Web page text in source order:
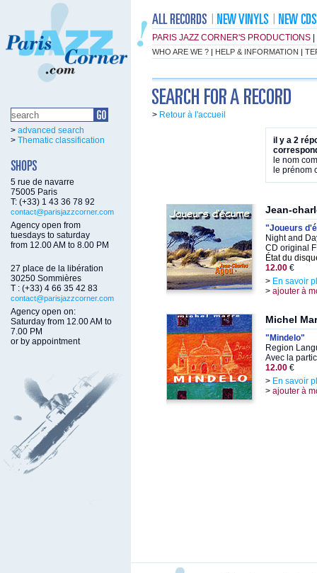
PARIS JAZZ CORNER'S PRODUCTIONS
WHO ARE WE ? | HELP & INFORMATION |
> advanced search
> Thematic classification
5 rue de navarre
75005 Paris
T: (+33) 1 43 36 78 92
contact@parisjazzcorner.com
Agency open from
tuesdays to saturday
from 12.00 AM to 8.00 PM
27 place de la libération
30250 Sommières
T : (+33) 4 66 35 42 83
contact@parisjazzcorner.com
Agency open on:
Saturday from 12.00 AM to
7.00 PM
or by appointment
> Retour à l'accueil
il y a 2
le nom
le prénom
Jean-
"Joueurs
Night and
CD original
État du
12.00 €
> En savoir
> ajouter à
Michel
"Mindelo"
Region
Avec la
12.00 €
> En savoir
> ajouter à